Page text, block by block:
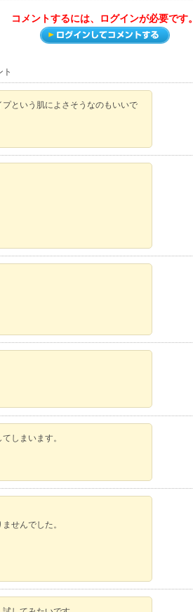
コメントするには、ログインが必要です。
という肌によさそうなのもいいで
しまいます。
せんでした。